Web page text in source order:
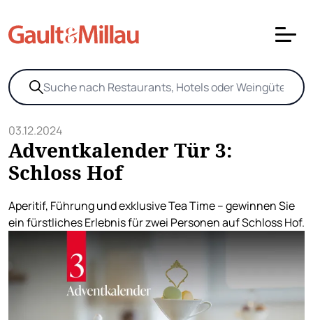
03.12.2024
Adventkalender Tür 3:
Schloss Hof
Aperitif, Führung und exklusive Tea Time – gewinnen Sie
ein fürstliches Erlebnis für zwei Personen auf Schloss Hof.